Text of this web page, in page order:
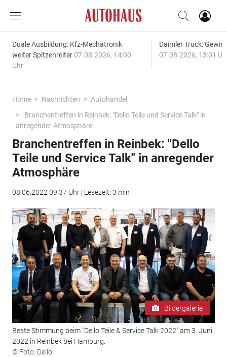
Duale Ausbildung: Kfz-Mechatronik
weiter Spitzenreiter 07.08.2026, 14:00
Uhr
Daimler Truck:
07.08.2026, 13:01
Home Nachrichten
Autohandel
Branchentreffen in Reinbek: "Dello Teile und Service Talk" in
anregender Atmosphäre
Branchentreffen in Reinbek: "Dello
Teile und Service Talk" in anregender
Atmosphäre
08.06.2022 09:37 Uhr | Lesezeit: 3 min
Bildergalerie
Beste Stimmung beim "Dello Teile & Service Talk 2022" am 3. Juni
2022 in Reinbek bei Hamburg.
© Foto: Dello